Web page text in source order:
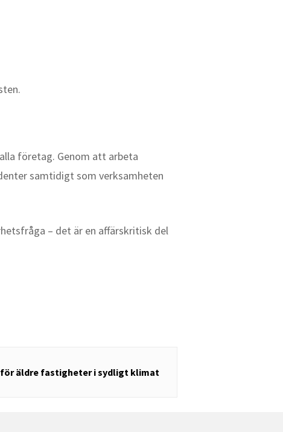
företag. Genom att arbeta
samtidigt som verksamheten
– det är en affärskritisk del
äldre fastigheter i sydligt klimat